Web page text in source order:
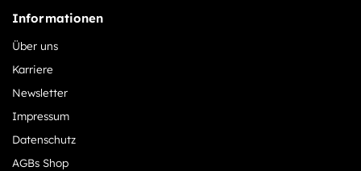
Informationen
Über uns
Karriere
Newsletter
Impressum
Datenschutz
AGBs Shop